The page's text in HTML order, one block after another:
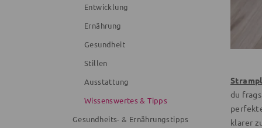
Entwicklung
Ernährung
Gesundheit
Stillen
Ausstattung
Wissenswertes & Tipps
Gesundheits- & Ernährungstipps
du
klarer